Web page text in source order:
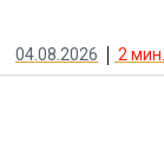
04.08.2026 2